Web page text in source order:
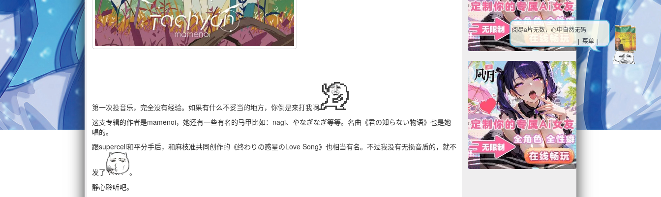
第一次投音乐，完全没有经验。如果有什么不妥当的地方，你倒是来打我啊
这支专辑的作者是mamenoi，她还有一些有名的马甲比如：nagi、やなぎなぎ等等。名曲《君の知らない物语》也是她
唱的。
跟supercell和平分手后，和麻枝准共同创作的《终わりの惑星のLove Song》也相当有名。不过我没有无损音质的，就不
发了
。
静心聆听吧。
阅尽a片无数，心中自然无码
| 菜单 |